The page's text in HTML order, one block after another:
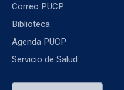
Correo PUCP
Biblioteca
Agenda PUCP
Servicio de Salud